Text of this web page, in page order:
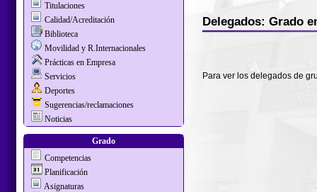
Titulaciones
Calidad/Acreditación
Biblioteca
Movilidad y R.Internacionales
Prácticas en Empresa
Servicios
Deportes
Sugerencias/reclamaciones
Noticias
Grado
Competencias
Planificación
Asignaturas
Delegados: Grado
Para ver los delegados de